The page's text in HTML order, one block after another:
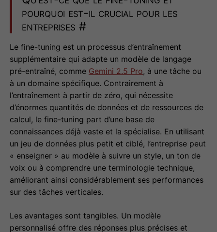
pourquoi est-il crucial pour les
entreprises #
Le fine-tuning est un processus d’entraînement
supplémentaire qui adapte un modèle de langage
pré-entraîné, comme Gemini 2.5 Pro, à une tâche ou
à un domaine spécifique. Contrairement à
l’entraînement à partir de zéro, qui nécessite
d’énormes quantités de données et de ressources de
calcul, le fine-tuning part d’une base de
connaissances déjà vaste et la spécialise. En utilisant
un jeu de données plus petit et ciblé, l’entreprise peut
« enseigner » au modèle à suivre un style, un ton de
voix ou à comprendre une terminologie technique,
améliorant ainsi considérablement ses performances
sur des tâches verticales.
Les avantages sont tangibles. Un modèle
personnalisé offre des réponses plus précises et